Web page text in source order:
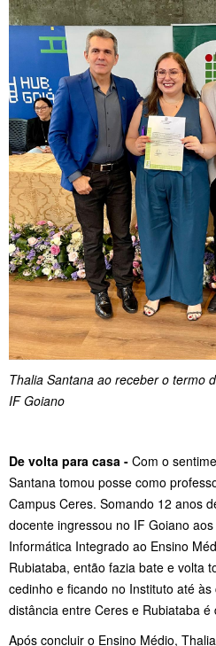
Thalia Santana ao receber o termo
IF Goiano
De volta para casa - Com o
Santana tomou posse como
Campus Ceres. Somando 12 anos
docente ingressou no IF Goiano
Informática Integrado ao Ensino
Rubiataba, então fazia bate e volta
cedinho e ficando no Instituto até
distância entre Ceres e Rubiataba
Após concluir o Ensino Médio,